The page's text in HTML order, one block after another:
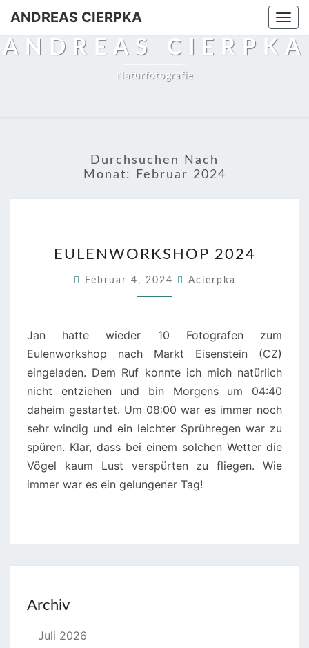
ANDREAS CIERPKA
ANDREAS CIERPKA
Naturfotografie
Durchsuchen Nach
Monat:
Februar 2024
2024
EULENWORKSHOP 2024
Februar 4, 2024 Acierpka
Jan hatte wieder 10 Fotografen zum
Eulenworkshop nach Markt Eisenstein (CZ)
eingeladen. Dem Ruf konnte ich mich natürlich
nicht entziehen und bin Morgens um 04:40
daheim gestartet. Um 08:00 war es immer noch
sehr windig und ein leichter Sprühregen war zu
spüren. Klar, dass bei einem solchen Wetter die
Vögel kaum Lust verspürten zu fliegen. Wie
immer war es ein gelungener Tag!
Archiv
Juli 2026